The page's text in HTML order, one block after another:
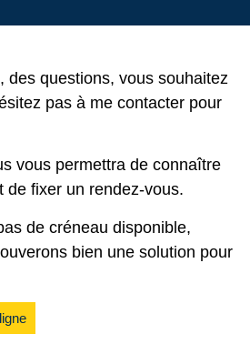
des questions, vous souhaitez
pas à me contacter pour
vous permettra de connaître
de fixer un rendez-vous.
de créneau disponible,
bien une solution pour